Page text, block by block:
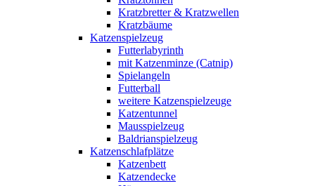
Kratzbretter & Kratzwellen
Kratzbäume
Katzenspielzeug
Futterlabyrinth
mit Katzenminze (Catnip)
Spielangeln
Futterball
weitere Katzenspielzeuge
Katzentunnel
Mausspielzeug
Baldrianspielzeug
Katzenschlafplätze
Katzenbett
Katzendecke